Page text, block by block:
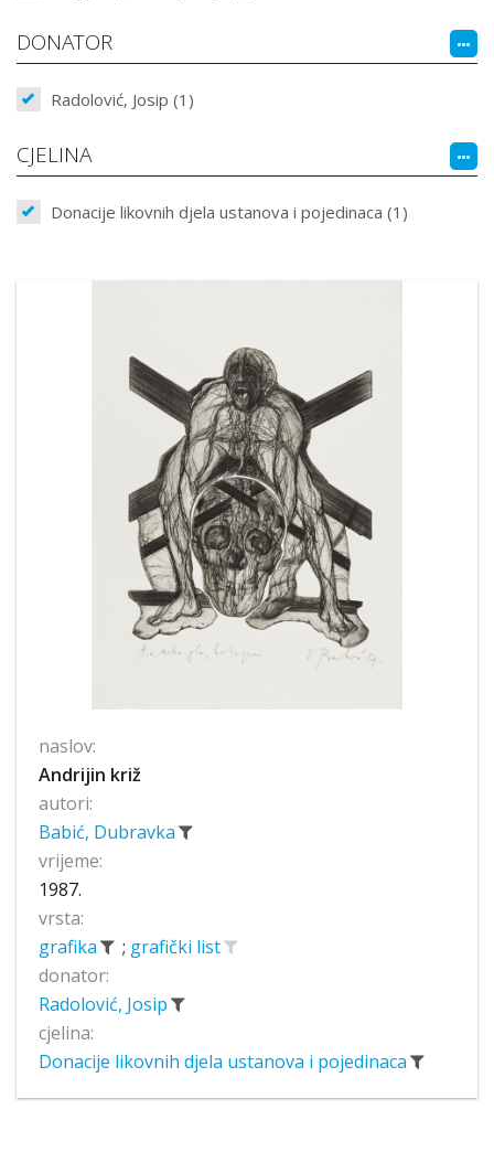
DONATOR
Radolović, Josip (1)
CJELINA
Donacije likovnih djela ustanova i pojedinaca (1)
naslov:
Andrijin križ
autori:
Babić, Dubravka
vrijeme:
1987.
vrsta:
grafika
; grafički list
donator:
Radolović, Josip
cjelina:
Donacije likovnih djela ustanova i pojedinaca